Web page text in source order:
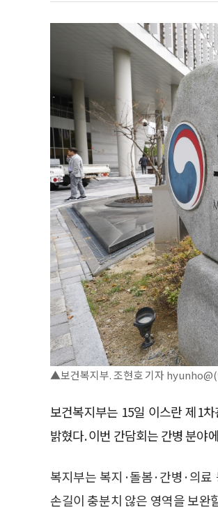
▲보건복지부. 조현호 기자
보건복지부는 15일 이스란 제1
밝혔다. 이번 간담회는 간병 분야
복지부는 복지·돌봄·간병·의
손길이 충분치 않은 영역을 보완